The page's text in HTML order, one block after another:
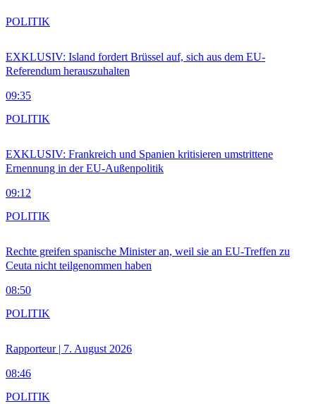
EXKLUSIV: Island fordert Brüssel auf, sich aus dem EU-
Referendum herauszuhalten
09:35
POLITIK
EXKLUSIV: Frankreich und Spanien kritisieren umstrittene
Ernennung in der EU-Außenpolitik
09:12
POLITIK
Rechte greifen spanische Minister an, weil sie an EU-Treffen zu
Ceuta nicht teilgenommen haben
08:50
POLITIK
Rapporteur | 7. August 2026
08:46
POLITIK
POLITIK